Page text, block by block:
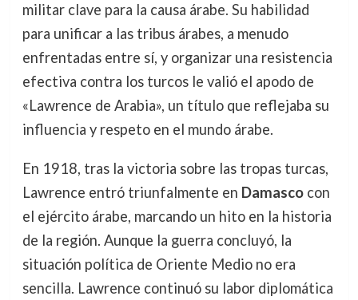
militar clave para la causa árabe. Su habilidad
para unificar a las tribus árabes, a menudo
enfrentadas entre sí, y organizar una resistencia
efectiva contra los turcos le valió el apodo de
«Lawrence de Arabia», un título que reflejaba su
influencia y respeto en el mundo árabe.
En 1918, tras la victoria sobre las tropas turcas,
Lawrence entró triunfalmente en Damascocon
el ejército árabe, marcando un hito en la historia
de la región. Aunque la guerra concluyó, la
situación política de Oriente Medio no era
sencilla. Lawrence continuó su labor diplomática